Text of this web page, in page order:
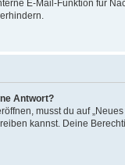
E-Mail-Funktion für
Antwort?
musst du auf
kannst. Deine